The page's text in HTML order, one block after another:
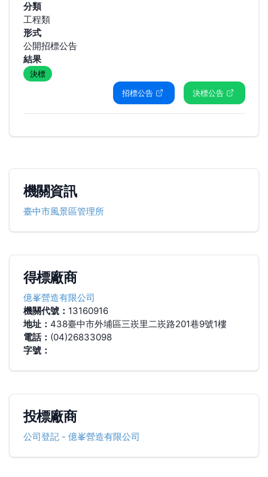
分類
工程類
形式
公開招標公告
結果
決標
招標公告
決標公告
機關資訊
臺中市風景區管理所
得標廠商
億峯營造有限公司
機關代號： 13160916
地址： 438臺中市外埔區三崁里二崁路201巷9號1樓
電話： (04)26833098
字號：
投標廠商
公司登記- 億峯營造有限公司